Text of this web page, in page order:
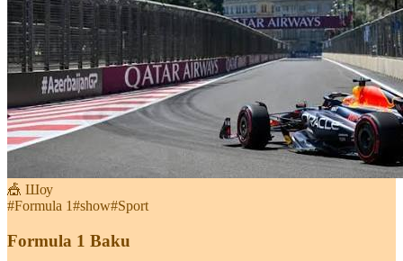
🎪 Шоу
#Formula 1#show#Sport
Formula 1 Baku